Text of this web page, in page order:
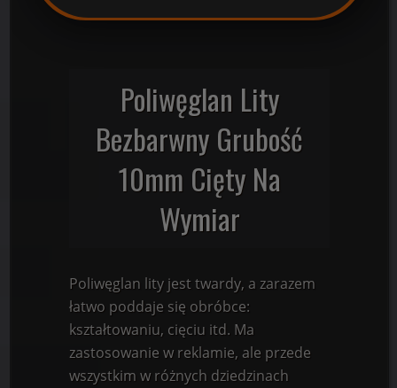
Poliwęglan Lity
Bezbarwny Grubość
10mm Cięty Na
Wymiar
Poliwęglan lity jest twardy, a zarazem
łatwo poddaje się obróbce:
kształtowaniu, cięciu itd. Ma
zastosowanie w reklamie, ale przede
wszystkim w różnych dziedzinach